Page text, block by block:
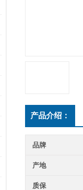
产品介绍：
品牌
产地
质保